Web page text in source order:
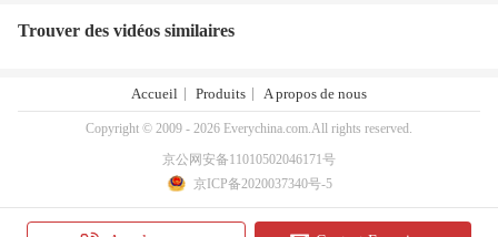
Trouver des vidéos similaires
Accueil Produits A propos de nous
Copyright © 2009 - 2026 Everychina.com.All rights reserved.
京公网安备11010502046171号
京ICP备2020037340号-5